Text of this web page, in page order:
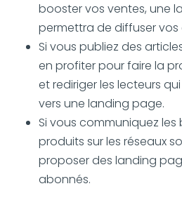
booster vos ventes, une
permettra de diffuser
Si vous publiez des
en profiter pour faire la
et rediriger les lecteurs
vers une landing page.
Si vous communiquez
produits sur les réseaux
proposer des landing
abonnés.